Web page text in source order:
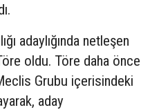
adaylığında netleşen
oldu. Töre daha önce
Grubu içerisindeki
aday